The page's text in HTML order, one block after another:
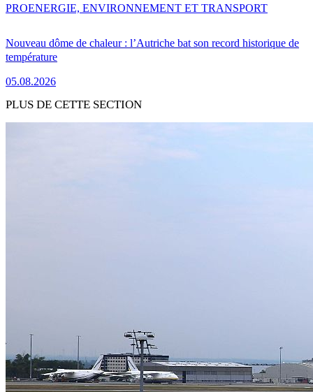
Nouveau dôme de chaleur : l’Autriche bat son record historique de
température
05.08.2026
PROENERGIE, ENVIRONNEMENT ET TRANSPORT
PLUS DE CETTE SECTION